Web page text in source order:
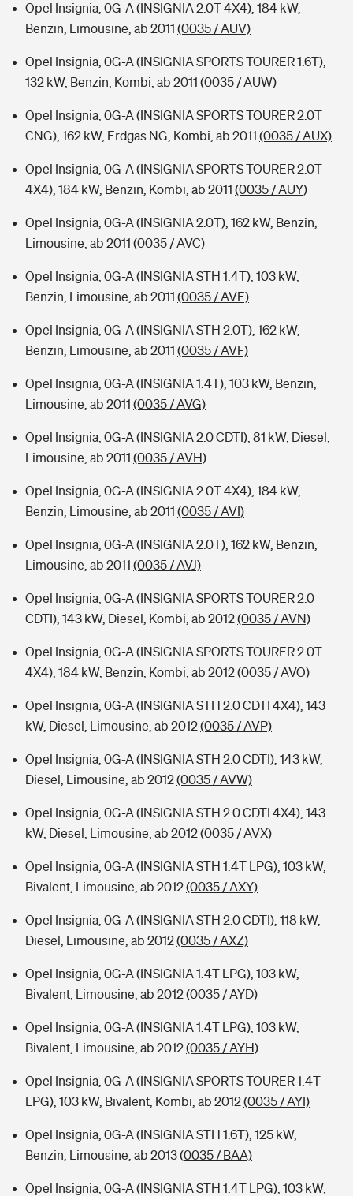
Opel Insignia, 0G-A (INSIGNIA 2.0T 4X4), 184 kW,
Benzin, Limousine, ab 2011 (0035 / AUV)
Opel Insignia, 0G-A (INSIGNIA SPORTS TOURER 1.6T),
132 kW, Benzin, Kombi, ab 2011 (0035 / AUW)
Opel Insignia, 0G-A (INSIGNIA SPORTS TOURER 2.0T
CNG), 162 kW, Erdgas NG, Kombi, ab 2011 (0035 / AUX)
Opel Insignia, 0G-A (INSIGNIA SPORTS TOURER 2.0T
4X4), 184 kW, Benzin, Kombi, ab 2011 (0035 / AUY)
Opel Insignia, 0G-A (INSIGNIA 2.0T), 162 kW, Benzin,
Limousine, ab 2011 (0035 / AVC)
Opel Insignia, 0G-A (INSIGNIA STH 1.4T), 103 kW,
Benzin, Limousine, ab 2011 (0035 / AVE)
Opel Insignia, 0G-A (INSIGNIA STH 2.0T), 162 kW,
Benzin, Limousine, ab 2011 (0035 / AVF)
Opel Insignia, 0G-A (INSIGNIA 1.4T), 103 kW, Benzin,
Limousine, ab 2011 (0035 / AVG)
Opel Insignia, 0G-A (INSIGNIA 2.0 CDTI), 81 kW, Diesel,
Limousine, ab 2011 (0035 / AVH)
Opel Insignia, 0G-A (INSIGNIA 2.0T 4X4), 184 kW,
Benzin, Limousine, ab 2011 (0035 / AVI)
Opel Insignia, 0G-A (INSIGNIA 2.0T), 162 kW, Benzin,
Limousine, ab 2011 (0035 / AVJ)
Opel Insignia, 0G-A (INSIGNIA SPORTS TOURER 2.0
CDTI), 143 kW, Diesel, Kombi, ab 2012(0035 / AVN)
Opel Insignia, 0G-A (INSIGNIA SPORTS TOURER 2.0T
4X4), 184 kW, Benzin, Kombi, ab 2012(0035 / AVO)
Opel Insignia, 0G-A (INSIGNIA STH 2.0 CDTI 4X4), 143
kW, Diesel, Limousine, ab 2012(0035 / AVP)
Opel Insignia, 0G-A (INSIGNIA STH 2.0 CDTI), 143 kW,
Diesel, Limousine, ab 2012(0035 / AVW)
Opel Insignia, 0G-A (INSIGNIA STH 2.0 CDTI 4X4), 143
kW, Diesel, Limousine, ab 2012(0035 / AVX)
Opel Insignia, 0G-A (INSIGNIA STH 1.4T LPG), 103 kW,
Bivalent, Limousine, ab 2012(0035 / AXY)
Opel Insignia, 0G-A (INSIGNIA STH 2.0 CDTI), 118 kW,
Diesel, Limousine, ab 2012(0035 / AXZ)
Opel Insignia, 0G-A (INSIGNIA 1.4T LPG), 103 kW,
Bivalent, Limousine, ab 2012(0035 / AYD)
Opel Insignia, 0G-A (INSIGNIA 1.4T LPG), 103 kW,
Bivalent, Limousine, ab 2012(0035 / AYH)
Opel Insignia, 0G-A (INSIGNIA SPORTS TOURER 1.4T
LPG), 103 kW, Bivalent, Kombi, ab 2012(0035 / AYI)
Opel Insignia, 0G-A (INSIGNIA STH 1.6T), 125 kW,
Benzin, Limousine, ab 2013(0035 / BAA)
Opel Insignia, 0G-A (INSIGNIA STH 1.4T LPG), 103 kW,